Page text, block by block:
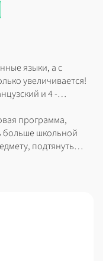
языки, а с
увеличивается!
и 4 -
в Европе.
с полезным:
интерактивные
Как показывает
и эффективнее,
программа,
больше школьной
подтянуть
материалами